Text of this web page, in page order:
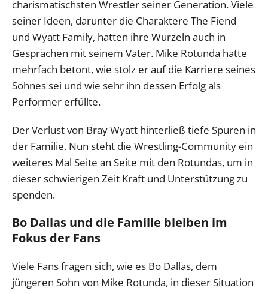
charismatischsten Wrestler seiner Generation. Viele
seiner Ideen, darunter die Charaktere The Fiend
und Wyatt Family, hatten ihre Wurzeln auch in
Gesprächen mit seinem Vater. Mike Rotunda hatte
mehrfach betont, wie stolz er auf die Karriere seines
Sohnes sei und wie sehr ihn dessen Erfolg als
Performer erfüllte.
Der Verlust von Bray Wyatt hinterließ tiefe Spuren in
der Familie. Nun steht die Wrestling-Community ein
weiteres Mal Seite an Seite mit den Rotundas, um in
dieser schwierigen Zeit Kraft und Unterstützung zu
spenden.
Bo Dallas und die Familie bleiben im
Fokus der Fans
Viele Fans fragen sich, wie es Bo Dallas, dem
jüngeren Sohn von Mike Rotunda, in dieser Situation